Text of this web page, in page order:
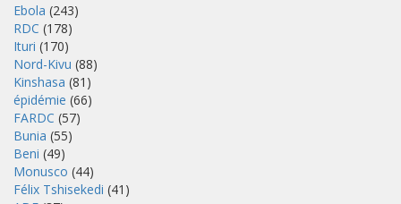
Ebola (243)
RDC (178)
Ituri (170)
Nord-Kivu (88)
Kinshasa (81)
épidémie (66)
FARDC (57)
Bunia (55)
Beni (49)
Monusco (44)
Félix Tshisekedi (41)